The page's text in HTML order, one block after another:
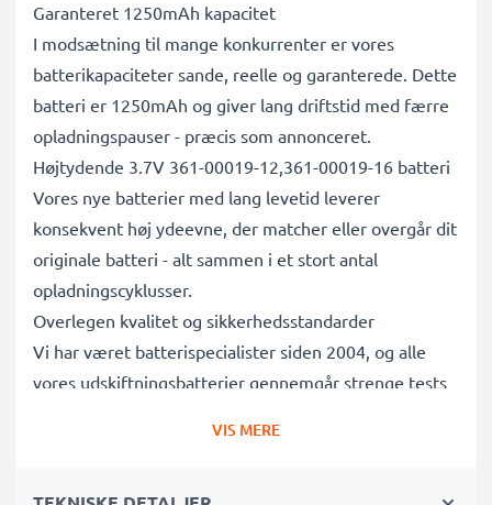
Garanteret 1250mAh kapacitet
I modsætning til mange konkurrenter er vores
batterikapaciteter sande, reelle og garanterede. Dette
batteri er 1250mAh og giver lang driftstid med færre
opladningspauser - præcis som annonceret.
Højtydende 3.7V 361-00019-12,361-00019-16 batteri
Vores nye batterier med lang levetid leverer
konsekvent høj ydeevne, der matcher eller overgår dit
originale batteri - alt sammen i et stort antal
opladningscyklusser.
Overlegen kvalitet og sikkerhedsstandarder
Vi har været batterispecialister siden 2004, og alle
vores udskiftningsbatterier gennemgår strenge tests
VIS MERE